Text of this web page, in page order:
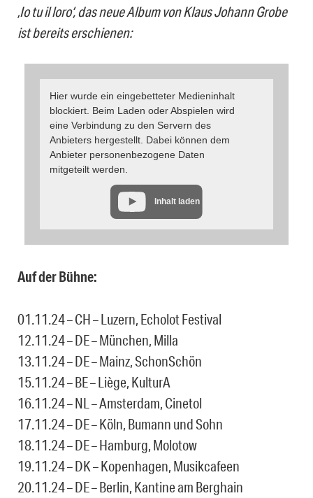
‚Io tu il loro‘, das neue Album von Klaus Johann Grobe
ist bereits erschienen:
Hier wurde ein eingebetteter Medieninhalt
blockiert. Beim Laden oder Abspielen wird
eine Verbindung zu den Servern des
Anbieters hergestellt. Dabei können dem
Anbieter personenbezogene Daten
mitgeteilt werden.
Inhalt laden
Auf der Bühne:
01.11.24 – CH – Luzern, Echolot Festival
12.11.24 – DE – München, Milla
13.11.24 – DE – Mainz, SchonSchön
15.11.24 – BE – Liège, KulturA
16.11.24 – NL – Amsterdam, Cinetol
17.11.24 – DE – Köln, Bumann und Sohn
18.11.24 – DE – Hamburg, Molotow
19.11.24 – DK – Kopenhagen, Musikcafeen
20.11.24 – DE – Berlin, Kantine am Berghain